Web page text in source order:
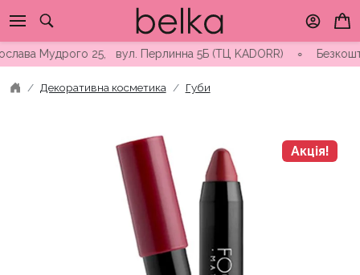
to
content
25, вул. Перлинна 5Б (ТЦ KADORR) ∘ Безкоштовна
Декоративна косметика Губи
Акція!